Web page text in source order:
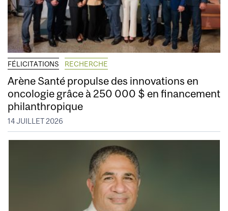
FÉLICITATIONS RECHERCHE
Arène Santé propulse des innovations en
oncologie grâce à 250 000 $ en financement
philanthropique
14 JUILLET 2026